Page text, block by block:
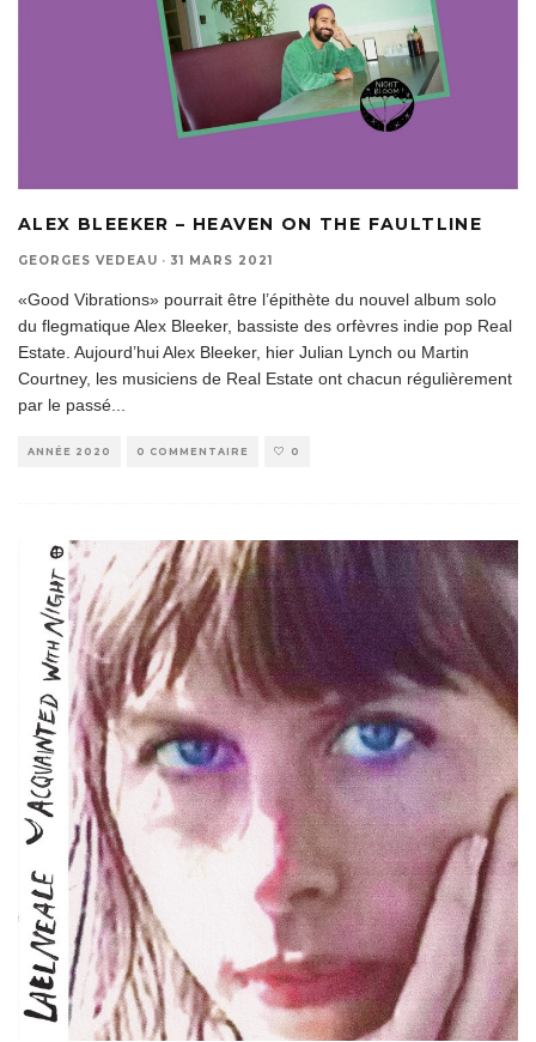
ALEX BLEEKER – HEAVEN ON THE FAULTLINE
GEORGES VEDEAU · 31 MARS 2021
«Good Vibrations» pourrait être l’épithète du nouvel album solo
du flegmatique Alex Bleeker, bassiste des orfèvres indie pop Real
Estate. Aujourd’hui Alex Bleeker, hier Julian Lynch ou Martin
Courtney, les musiciens de Real Estate ont chacun régulièrement
par le passé...
ANNÉE 2020 0 COMMENTAIRE 0